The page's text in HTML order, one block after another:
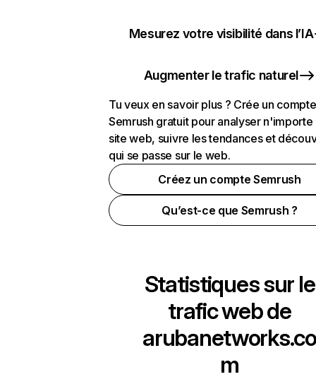
Mesurez votre visibilité dans l’IA
Augmenter le trafic naturel
Tu veux en savoir plus ? Crée un compte
Semrush gratuit pour analyser n'importe
site web, suivre les tendances et
qui se passe sur le web.
Créez un compte Semrush
Qu’est-ce que Semrush ?
Statistiques sur le
trafic web de
arubanetworks.co
m